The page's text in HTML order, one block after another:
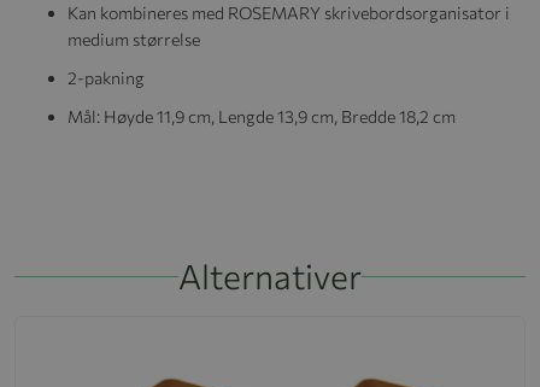
Kan kombineres med ROSEMARY skrivebordsorganisator i
medium størrelse
2-pakning
Mål: Høyde 11,9 cm, Lengde 13,9 cm, Bredde 18,2 cm
Alternativer